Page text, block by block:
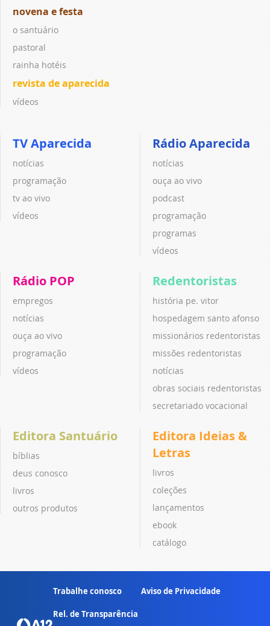
novena e festa
o santuário
pastoral
rainha hotéis
revista de aparecida
vídeos
TV Aparecida
notícias
programação
tv ao vivo
vídeos
Rádio Aparecida
notícias
ouça ao vivo
podcast
programação
programas
vídeos
Rádio POP
empregos
notícias
ouça ao vivo
programação
vídeos
Redentoristas
história pe. vitor
hospedagem santo afonso
missionários redentoristas
missões redentoristas
notícias
obras sociais redentoristas
secretariado vocacional
Editora Santuário
bíblias
deus conosco
livros
outros produtos
Editora Ideias &
Letras
livros
coleções
lançamentos
ebook
catálogo
Trabalhe conosco Aviso de Privacidade
Rel. de Transparência